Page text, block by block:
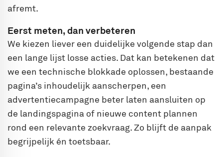
afremt.
Eerst meten, dan verbeteren
We kiezen liever een duidelijke volgende stap dan
een lange lijst losse acties. Dat kan betekenen dat
we een technische blokkade oplossen, bestaande
pagina’s inhoudelijk aanscherpen, een
advertentiecampagne beter laten aansluiten op
de landingspagina of nieuwe content plannen
rond een relevante zoekvraag. Zo blijft de aanpak
begrijpelijk én toetsbaar.